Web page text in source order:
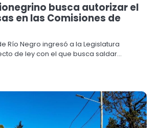
busca autorizar el
en las Comisiones de
Río Negro ingresó a la Legislatura
de ley con el que busca saldar…